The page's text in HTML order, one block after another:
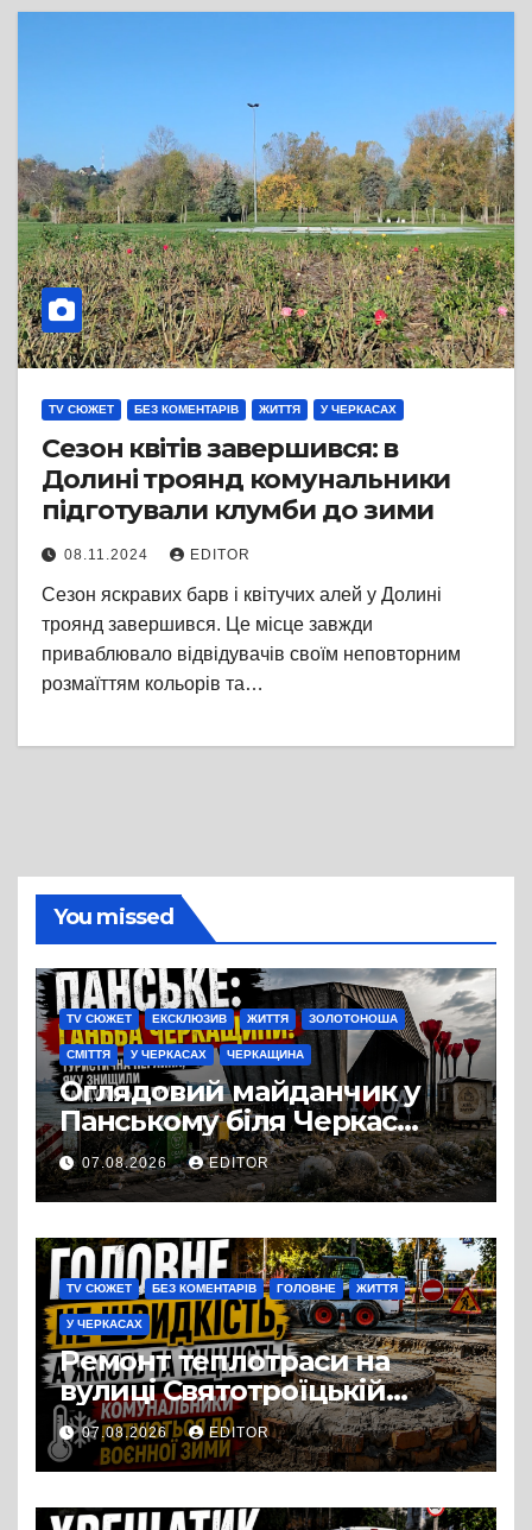
TV СЮЖЕТ БЕЗ КОМЕНТАРІВ ЖИТТЯ У ЧЕРКАСАХ
Сезон квітів завершився: в
Долині троянд комунальники
підготували клумби до зими
08.11.2024 EDITOR
Сезон яскравих барв і квітучих алей у Долині
троянд завершився. Це місце завжди
приваблювало відвідувачів своїм неповторним
розмаїттям кольорів та…
You missed
TV СЮЖЕТ ЕКСКЛЮЗИВ ЖИТТЯ ЗОЛОТОНОША
СМІТТЯ У ЧЕРКАСАХ ЧЕРКАЩИНА
Оглядовий майданчик у
Панському біля Черкас
перетворився на занедбане
сміттєзвалище
07.08.2026 EDITOR
TV СЮЖЕТ БЕЗ КОМЕНТАРІВ ГОЛОВНЕ ЖИТТЯ
У ЧЕРКАСАХ
Ремонт теплотраси на
вулиці Святотроїцькій
затягнувся порівняно із
запланованими термінами.
Вулицю досі не відкрили
для руху
07.08.2026 EDITOR